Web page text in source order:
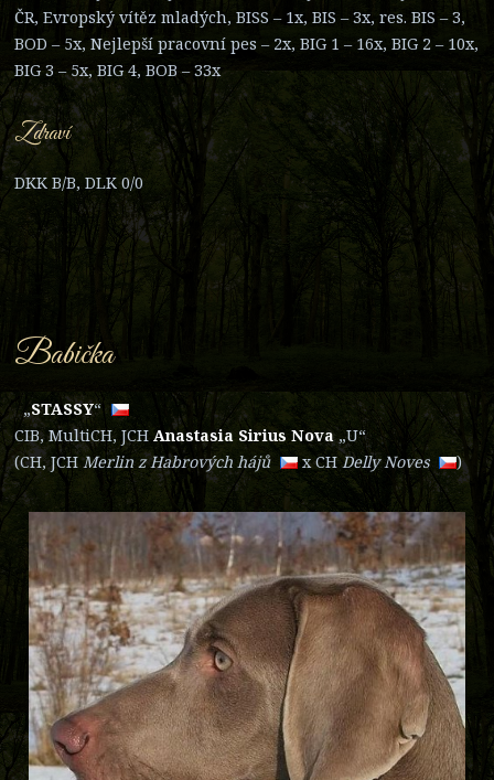
ČR, Evropský vítěz mladých, BISS – 1x, BIS – 3x, res. BIS – 3,
BOD – 5x, Nejlepší pracovní pes – 2x, BIG 1 – 16x, BIG 2 – 10x,
BIG 3 – 5x, BIG 4, BOB – 33x
Zdraví
DKK B/B, DLK 0/0
Babička
„STASSY“
CIB, MultiCH, JCH Anastasia Sirius Nova„U“
(CH, JCH Merlin z Habrových hájů x CHDelly Noves ​)